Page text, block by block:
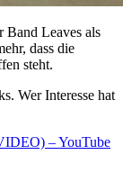
Band Leaves als
dass die
steht.
Wer Interesse hat
– YouTube